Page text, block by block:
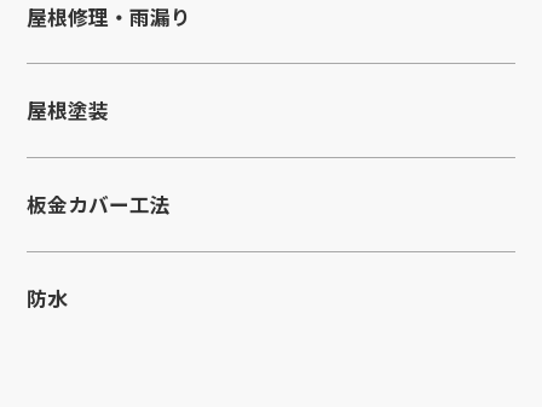
屋根修理・雨漏り
屋根塗装
板金カバー工法
防水